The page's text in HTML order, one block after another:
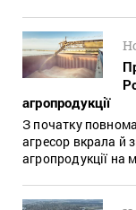
агропродукції
З початку
агресор вкрала й
агропродукції на